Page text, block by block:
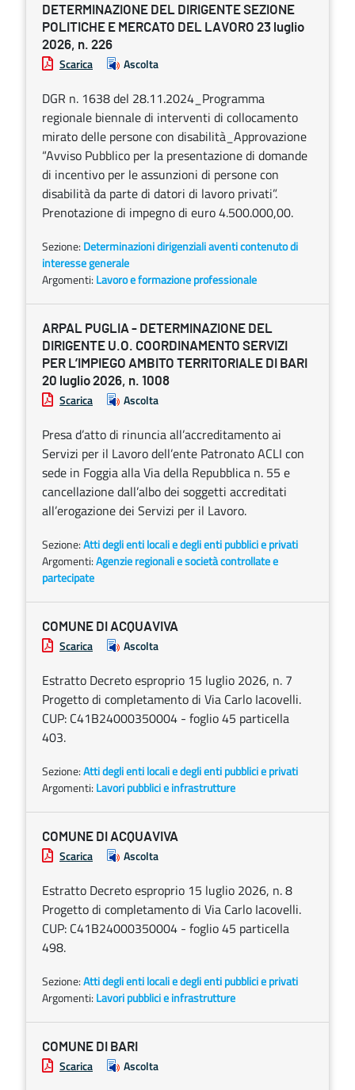
DETERMINAZIONE DEL DIRIGENTE SEZIONE
POLITICHE E MERCATO DEL LAVORO 23 luglio
2026, n. 226
Scarica Ascolta
DGR n. 1638 del 28.11.2024_Programma
regionale biennale di interventi di collocamento
mirato delle persone con disabilità_Approvazione
“Avviso Pubblico per la presentazione di domande
di incentivo per le assunzioni di persone con
disabilità da parte di datori di lavoro privati”.
Prenotazione di impegno di euro 4.500.000,00.
Sezione: Determinazioni dirigenziali aventi contenuto di
interesse generale
Argomenti: Lavoro e formazione professionale
ARPAL PUGLIA - DETERMINAZIONE DEL
DIRIGENTE U.O. COORDINAMENTO SERVIZI
PER L’IMPIEGO AMBITO TERRITORIALE DI BARI
20 luglio 2026, n. 1008
Scarica Ascolta
Presa d’atto di rinuncia all’accreditamento ai
Servizi per il Lavoro dell’ente Patronato ACLI con
sede in Foggia alla Via della Repubblica n. 55 e
cancellazione dall’albo dei soggetti accreditati
all’erogazione dei Servizi per il Lavoro.
Sezione:Atti degli enti locali e degli enti pubblici e privati
Argomenti:Agenzie regionali e società controllate e
partecipate
COMUNE DI ACQUAVIVA
Scarica Ascolta
Estratto Decreto esproprio 15 luglio 2026, n. 7
Progetto di completamento di Via Carlo Iacovelli.
CUP: C41B24000350004 - foglio 45 particella
403.
Sezione:Atti degli enti locali e degli enti pubblici e privati
Argomenti: Lavori pubblici e infrastrutture
COMUNE DI ACQUAVIVA
Scarica Ascolta
Estratto Decreto esproprio 15 luglio 2026, n. 8
Progetto di completamento di Via Carlo Iacovelli.
CUP: C41B24000350004 - foglio 45 particella
498.
Sezione:Atti degli enti locali e degli enti pubblici e privati
Argomenti: Lavori pubblici e infrastrutture
COMUNE DI BARI
Scarica Ascolta